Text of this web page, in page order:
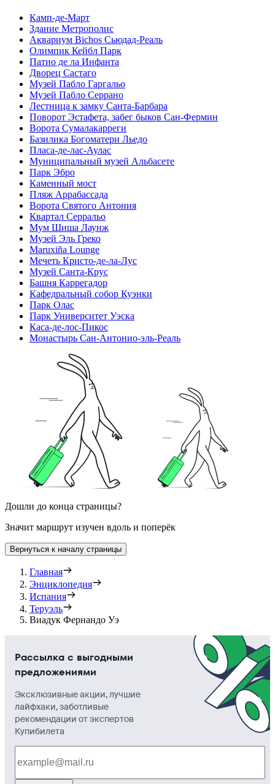
Камп-де-Март
Здание Метрополис
Аквариум Bichos Сьюдад-Реаль
Олимпик Кейбл Парк
Патио де ла Инфанта
Дворец Састагo
Музей Пабло Гаргальо
Музей Пабло Серрано
Лестница к замку Санта-Барбара
Поворот Эстафета, забег быков Сан-Фермин
Ворота Сумалакарреги
Базилика Богоматери Льедо
Пласа-де-лас-Аулас
Муниципальный музей Альбасете
Парк Эбро
Каменный мост
Пляж Аррабассада
Ворота Святого Антония
Квартал Серральо
Мум Шиша Лаунж
Музей Эль Греко
Maruxiña Lounge
Мечеть Кристо-де-ла-Лус
Музей Санта-Крус
Башня Каррегадор
Кафедральный собор Куэнки
Парк Олас
Парк Университет Уэска
Каса-де-лос-Пикос
Монастырь Сан-Антонио-эль-Реаль
Дошли до конца страницы?
Значит маршрут изучен вдоль и поперёк
Вернуться к началу страницы
Главная
Энциклопедия
Испания
Теруэль
Виадук Фернандо Уэ
Рассылка с выгодными
предложениями
Эксклюзивные акции, лучшие
лайфхаки, заботливые
рекомендации от экспертов
Купибилета